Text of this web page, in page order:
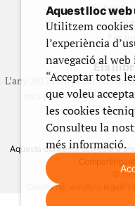
Subscriu-
Fes
Els
L’any 2012 vam posar en
recuperant i ampliant
exclusivament
Aquesta obra està subjecta a
©
Crèdits del web
Aquest lloc
Utilitzem
l’experiència
navegació al
“Acceptar totes
que voleu
les cookies
Consulteu la
més informació.